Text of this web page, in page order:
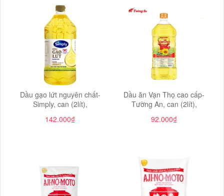
Dầu gạo lứt nguyên chất-
Simply, can (2lít),
142.000₫
Dầu ăn Vạn Thọ cao cấp-
Tường An, can (2lít),
92.000₫